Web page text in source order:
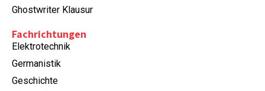
Ghostwriter Klausur
Fachrichtungen
Elektrotechnik
Germanistik
Geschichte